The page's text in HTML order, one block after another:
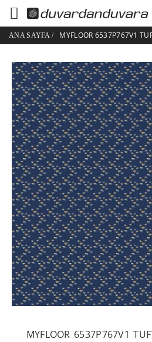
ANA SAYFA / MYFLOOR 6537P767V1
MYFLOOR 6537P767V1